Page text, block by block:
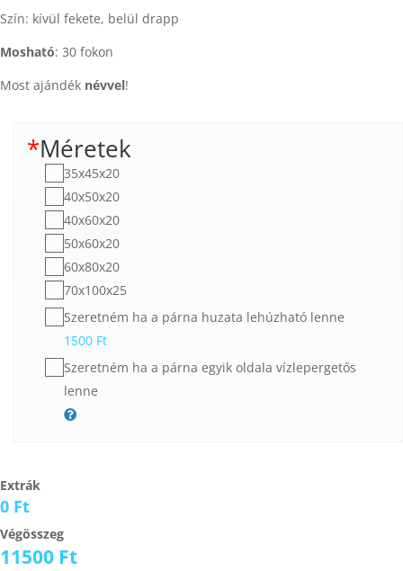
Szín: kívül fekete, belül drapp
Mosható: 30 fokon
Most ajándék névvel!
*Méretek
35x45x20
40x50x20
40x60x20
50x60x20
60x80x20
70x100x25
Szeretném ha a párna huzata lehúzható lenne
1500 Ft
Szeretném ha a párna egyik oldala vízlepergetős
lenne
Extrák
0 Ft
Végösszeg
11500 Ft